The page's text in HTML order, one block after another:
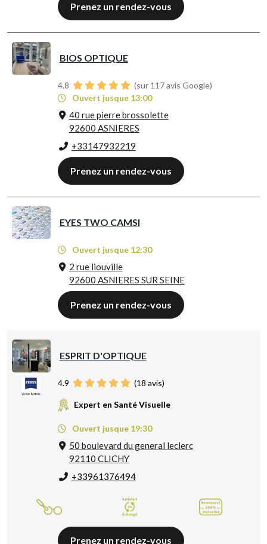
Prenez un rendez-vous
BIOS OPTIQUE
4.8
(sur 117 avis Google)
Ouvert jusque 13:00
40 rue pierre brossolette
92600 ASNIERES
+33147932219
Prenez un rendez-vous
EYES TWO CAMSI
Ouvert jusque 12:30
2 rue liouville
92600 ASNIERES SUR SEINE
Prenez un rendez-vous
ESPRIT D'OPTIQUE
4.9 (18 avis)
Expert en Santé Visuelle
Ouvert jusque 19:30
50 boulevard du general leclerc
92110 CLICHY
+33961376494
Prenez un rendez-vous